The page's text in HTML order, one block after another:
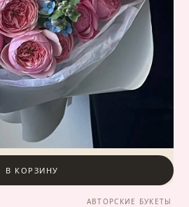
В КОРЗИНУ
АВТОРСКИЕ БУКЕТЫ